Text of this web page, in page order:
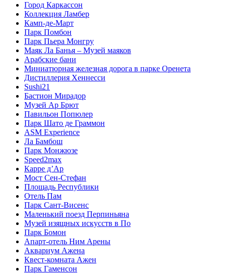
Город Каркассон
Коллекция Ламбер
Камп-де-Март
Парк Помбон
Парк Пьера Монгру
Маяк Ла Банья – Музей маяков
Арабские бани
Миниатюрная железная дорога в парке Оренета
Дистиллерия Хеннесси
Sushi21
Бастион Мирадор
Музей Ар Брют
Павильон Попюлер
Парк Шато де Граммон
ASM Experience
Ла Бамбош
Парк Монжюзе
Speed2max
Карре д’Ар
Мост Сен-Стефан
Площадь Республики
Отель Пам
Парк Сант-Висенс
Маленький поезд Перпиньяна
Музей изящных искусств в По
Парк Бомон
Апарт-отель Ним Арены
Аквариум Ажена
Квест-комната Ажен
Парк Гаменсон